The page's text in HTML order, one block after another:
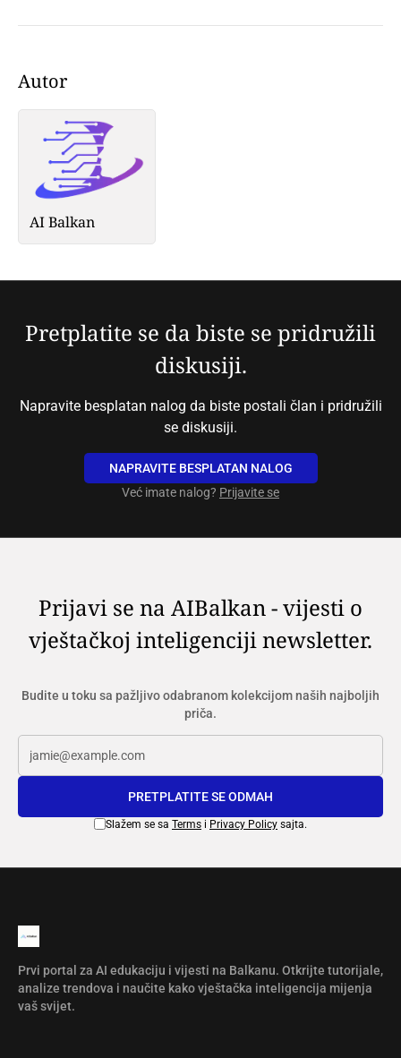
Autor
AI Balkan
Pretplatite se da biste se pridružili
diskusiji.
Napravite besplatan nalog da biste postali član i pridružili
se diskusiji.
NAPRAVITE BESPLATAN NALOG
Već imate nalog? Prijavite se
Prijavi se na AIBalkan - vijesti o
vještačkoj inteligenciji newsletter.
Budite u toku sa pažljivo odabranom kolekcijom naših najboljih
priča.
PRETPLATITE SE ODMAH
Slažem se sa Terms i Privacy Policy sajta.
Prvi portal za AI edukaciju i vijesti na Balkanu. Otkrijte tutorijale,
analize trendova i naučite kako vještačka inteligencija mijenja
vaš svijet.